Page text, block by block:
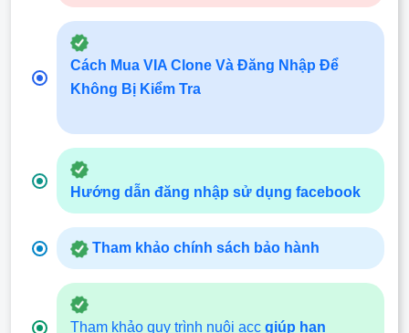
Cách Mua VIA Clone Và Đăng Nhập Để
Không Bị Kiểm Tra
Hướng dẫn đăng nhập sử dụng facebook
Tham khảo chính sách bảo hành
Tham khảo quy trình nuôi acc giúp hạn